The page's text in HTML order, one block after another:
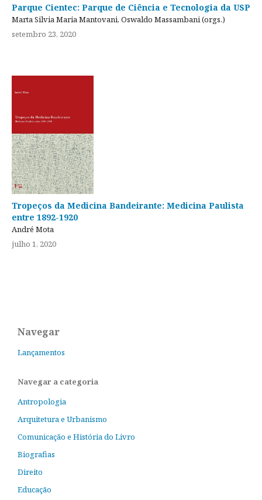
Parque Cientec: Parque de Ciência e Tecnologia da USP
Marta Silvia Maria Mantovani, Oswaldo Massambani (orgs.)
setembro 23, 2020
Tropeços da Medicina Bandeirante: Medicina Paulista
entre 1892-1920
André Mota
julho 1, 2020
Navegar
Lançamentos
Navegar a categoria
Antropologia
Arquitetura e Urbanismo
Comunicação e História do Livro
Biografias
Direito
Educação